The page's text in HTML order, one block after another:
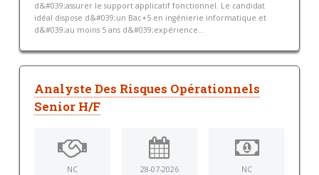
d&#039;assurer le support applicatif fonctionnel. Le candidat
idéal dispose d&#039;un Bac+5 en ingénierie informatique et
d&#039;au moins 5 ans d&#039;expérience...
Analyste Des Risques Opérationnels
Senior H/F
NC 28-07-2026 NC